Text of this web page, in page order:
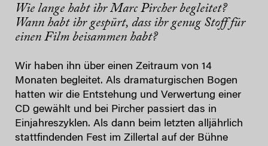
Wie lange habt ihr Marc Pircher begleitet?
Wann habt ihr gespürt, dass ihr genug Stoff für
einen Film beisammen habt?
Wir haben ihn über einen Zeitraum von 14
Monaten begleitet. Als dramaturgischen Bogen
hatten wir die Entstehung und Verwertung einer
CD gewählt und bei Pircher passiert das in
Einjahreszyklen. Als dann beim letzten alljährlich
stattfindenden Fest im Zillertal auf der Bühne